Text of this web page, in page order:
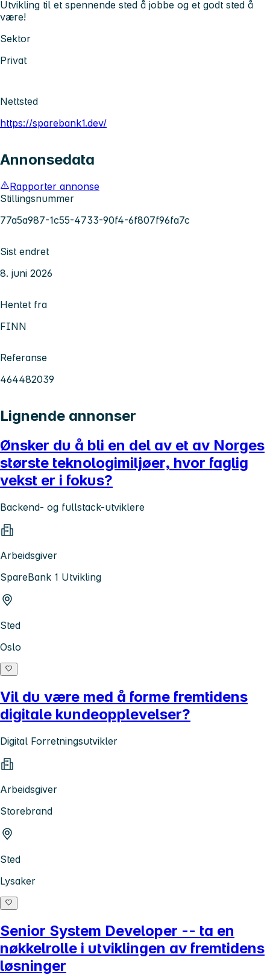
Utvikling til et spennende sted å jobbe og et godt sted å
være!
Sektor
Privat
Nettsted
https://sparebank1.dev/
Annonsedata
Rapporter annonse
Stillingsnummer
77a5a987-1c55-4733-90f4-6f807f96fa7c
Sist endret
8. juni 2026
Hentet fra
FINN
Referanse
464482039
Lignende annonser
Ønsker du å bli en del av et av Norges
største teknologimiljøer, hvor faglig
vekst er i fokus?
Backend- og fullstack-utviklere
Arbeidsgiver
SpareBank 1 Utvikling
Sted
Oslo
Vil du være med å forme fremtidens
digitale kundeopplevelser?
Digital Forretningsutvikler
Arbeidsgiver
Storebrand
Sted
Lysaker
Senior System Developer -- ta en
nøkkelrolle i utviklingen av fremtidens
løsninger